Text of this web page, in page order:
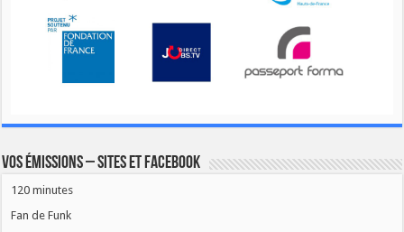
Vos émissions – Sites et Facebook
120 minutes
Fan de Funk